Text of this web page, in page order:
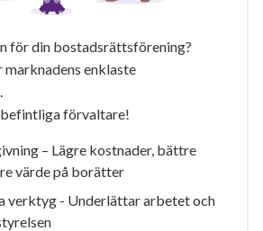
för din bostadsrättsförening?
marknadens enklaste
befintliga förvaltare!
– Lägre kostnader, bättre
värde på borätter
verktyg - Underlättar arbetet och